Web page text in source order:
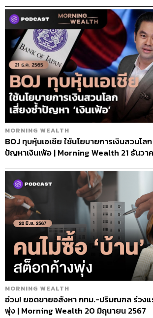
MORNING WEALTH
BOJ ทุบหุ้นเอเชีย ใช้นโยบายการเงินสวนโล
ปัญหาเงินเฟ้อ | Morning Wealth 21 ธันวา
MORNING WEALTH
อ่วม! ยอดขายอสังหา กทม.-ปริมณฑล ร่วง
พุ่ง | Morning Wealth 20 มิถุนายน 2567